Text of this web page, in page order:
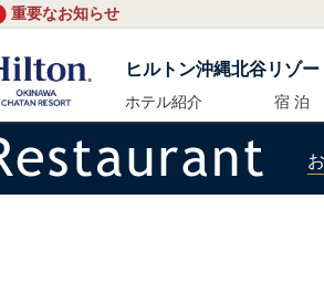
重要なお知らせ
ヒルトン沖縄北谷リゾー
ホテル紹介 宿 泊